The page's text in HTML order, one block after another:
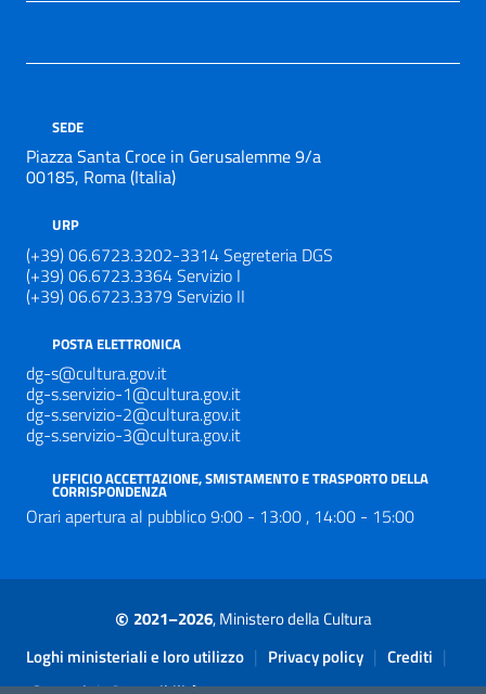
SEDE
Piazza Santa Croce in Gerusalemme 9/a
00185, Roma (Italia)
URP
(+39) 06.6723.3202-3314 Segreteria DGS
(+39) 06.6723.3364 Servizio I
(+39) 06.6723.3379 Servizio II
POSTA ELETTRONICA
dg-s@cultura.gov.it
dg-s.servizio-1@cultura.gov.it
dg-s.servizio-2@cultura.gov.it
dg-s.servizio-3@cultura.gov.it
UFFICIO ACCETTAZIONE, SMISTAMENTO E TRASPORTO DELLA
CORRISPONDENZA
Orari apertura al pubblico 9:00 - 13:00 , 14:00 - 15:00
© 2021–2026, Ministero della Cultura
Sezione Link Utili
Loghi ministeriali e loro utilizzo | Privacy policy | Crediti |